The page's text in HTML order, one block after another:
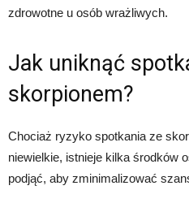
zdrowotne u osób wrażliwych.
Jak uniknąć
skorpionem?
Chociaż ryzyko spotkania ze
niewielkie, istnieje kilka środków
podjąć, aby zminimalizować